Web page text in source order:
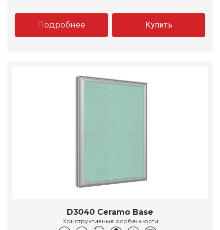
Подробнее Купить
D3040 Ceramo Base
Конструктивные особенности